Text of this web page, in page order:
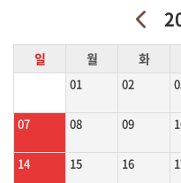
일 월 화
01 02
07 08 09
14 15 16